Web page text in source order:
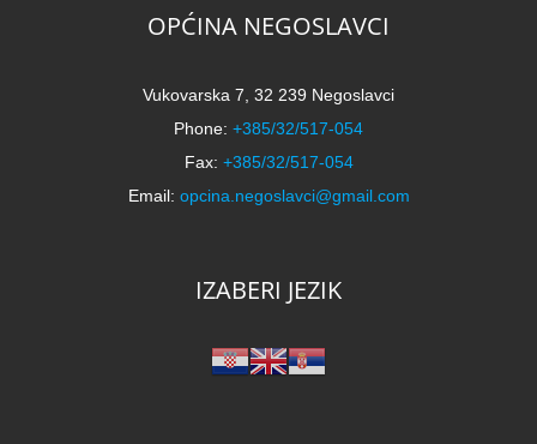
OPĆINA NEGOSLAVCI
Vukovarska 7, 32 239 Negoslavci
Phone: +385/32/517-054
Fax: +385/32/517-054
Email: opcina.negoslavci@gmail.com
IZABERI JEZIK